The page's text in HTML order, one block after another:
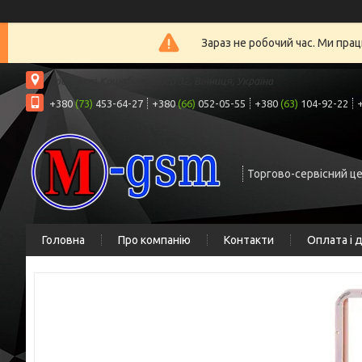
Зараз не робочий час. Ми
проспект Коцюбинського 32, Вінниця, Україна
+380(73) 453-64-27 +380(66) 052-05-55 +380 (63) 104-92-22
Торгово-сервісний
Головна Про компанію Контакти Оплата і